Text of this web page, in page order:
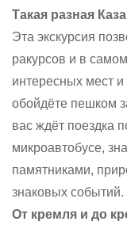
Такая разная
Эта экскурсия
ракурсов и в
интересных мест
обойдёте пешком
вас ждёт поездка
микроавтобусе,
памятниками,
знаковых событий.
От кремля и до